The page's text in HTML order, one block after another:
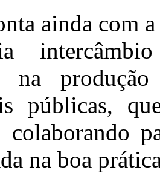
ainda com
intercâmbio
na
públicas,
colaborando
na boa